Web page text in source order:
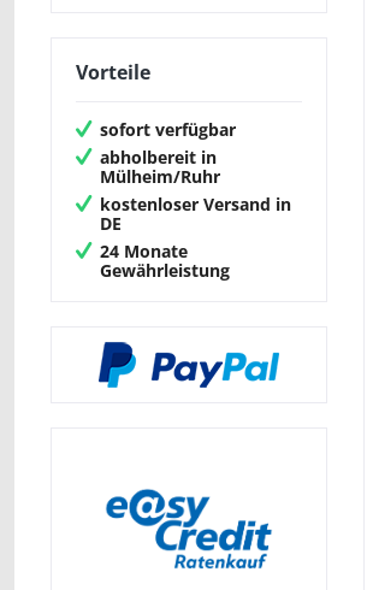
Vorteile
sofort verfügbar
abholbereit in
Mülheim/Ruhr
kostenloser Versand in
DE
24 Monate
Gewährleistung